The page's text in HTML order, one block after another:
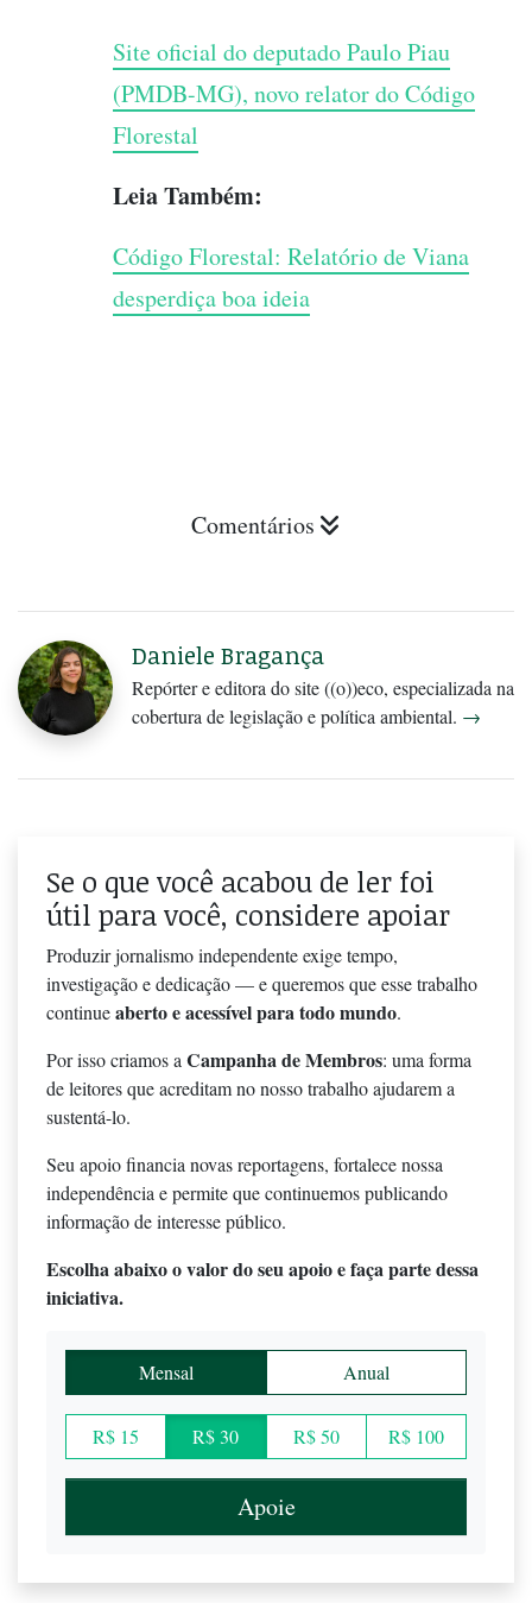
Site oficial do deputado Paulo Piau
(PMDB-MG), novo relator do Código
Florestal
Leia Também:
Código Florestal: Relatório de Viana
desperdiça boa ideia
Comentários
Daniele Bragança
Repórter e editora do site ((o))eco, especializada na
cobertura de legislação e política ambiental. →
Se o que você acabou de ler foi
útil para você, considere apoiar
Produzir jornalismo independente exige tempo,
investigação e dedicação — e queremos que esse trabalho
continueaberto e acessível para todo mundo.
Por isso criamos aCampanha de Membros: uma forma
de leitores que acreditam no nosso trabalho ajudarem a
sustentá-lo.
Seu apoio financia novas reportagens, fortalece nossa
independência e permite que continuemos publicando
informação de interesse público.
Escolha abaixo o valor do seu apoio e faça parte dessa
iniciativa.
Mensal Anual
R$ 15 R$ 30 R$ 50 R$ 100
Apoie